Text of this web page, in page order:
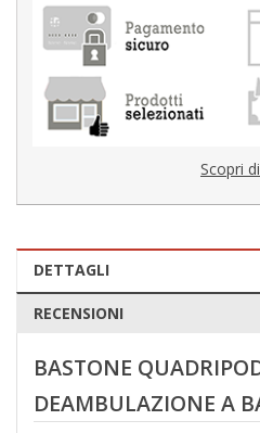
Scopri
DETTAGLI
RECENSIONI
BASTONE
DEAMBULAZIONE A